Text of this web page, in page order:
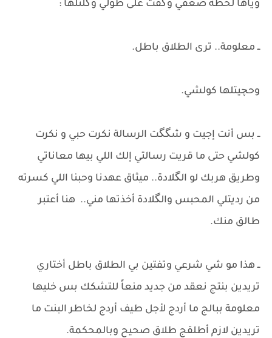
وياها لحظة ضعفي وگفت على طولي وگلتلها :
ــ معلومة.. ترى الطلاق باطل.
وحچيتلها كولشي.​
ــ بس أنت إجيت و شگگت الرسالة نكرت حبي و نكرت
كولشي حتى ما قريت رسالتي إلك اللي بيها معاناتي
وطريق هربك لو الگلادة.. ميثاق عهدنا وحبنا اللي كسرته
من رديتلي المحبس والگلادة أخذتها مني.. هنا أعتبر
طالق منك.
​ــ هذا مو شي شرعي وتفتين بي الطلاق باطل أختاري
تريدين بنتج نعقد من جديد منعاً للتشكك بس خليها
معلومة ببالج ما أردج لأجل طيف أردج لخاطر البنت ما
تريدين لازم أطلقج طلاق صحيح وبالمحكمة.